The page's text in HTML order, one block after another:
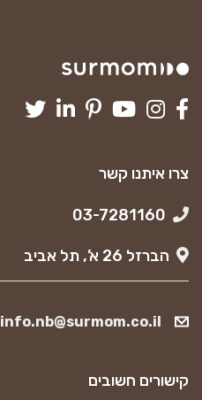
צרו איתנו קשר
הברזל 26 א’, תל אביב
info.nb@surmom.co.il
קישורים חשובים